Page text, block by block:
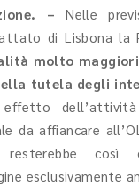
–Nelle
di Lisbona la
molto
tutela degli
da affiancare
resterebbe così
esclusivamente